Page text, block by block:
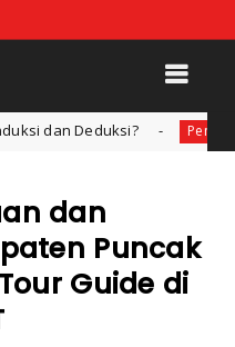
Teknologi STKIP Nabire
dan
Puncak
Guide di